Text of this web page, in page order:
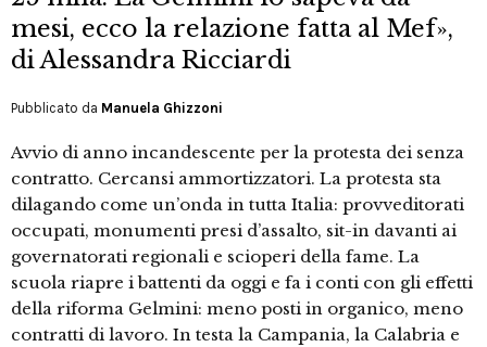
mesi, ecco la relazione fatta al Mef»,
di Alessandra Ricciardi
Pubblicato da Manuela Ghizzoni
Avvio di anno incandescente per la protesta dei senza
contratto. Cercansi ammortizzatori. La protesta sta
dilagando come un’onda in tutta Italia: provveditorati
occupati, monumenti presi d’assalto, sit-in davanti ai
governatorati regionali e scioperi della fame. La
scuola riapre i battenti da oggi e fa i conti con gli effetti
della riforma Gelmini: meno posti in organico, meno
contratti di lavoro. In testa la Campania, la Calabria e